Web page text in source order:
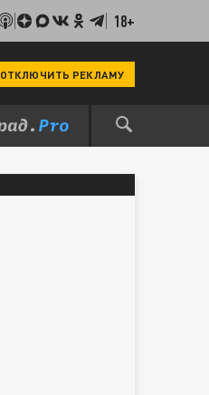
18+
ОТКЛЮЧИТЬ РЕКЛАМУ